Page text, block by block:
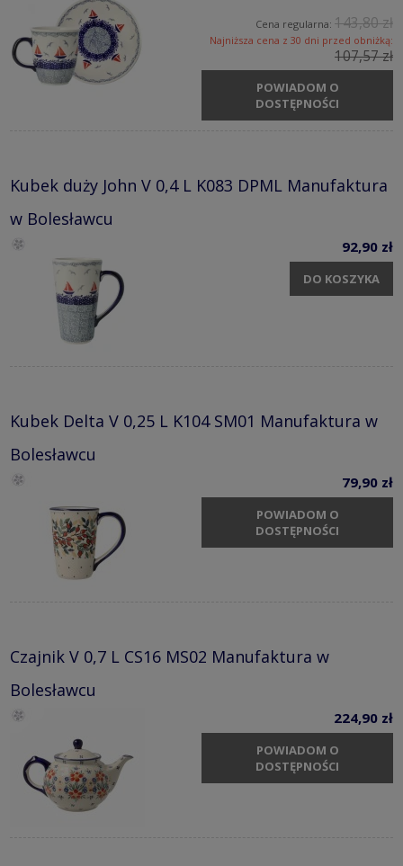
Cena regularna: 143,80 zł
Najniższa cena z 30 dni przed obniżką:
107,57 zł
POWIADOM O
DOSTĘPNOŚCI
Kubek duży John V 0,4 L K083 DPML Manufaktura
w Bolesławcu
92,90 zł
DO KOSZYKA
Kubek Delta V 0,25 L K104 SM01 Manufaktura w
Bolesławcu
79,90 zł
POWIADOM O
DOSTĘPNOŚCI
Czajnik V 0,7 L CS16 MS02 Manufaktura w
Bolesławcu
224,90 zł
POWIADOM O
DOSTĘPNOŚCI